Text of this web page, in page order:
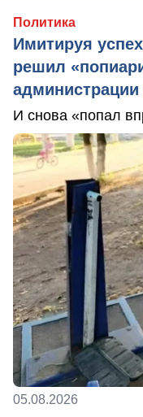
Политика
Имитируя
решил
администрации
И снова «попал
05.08.2026